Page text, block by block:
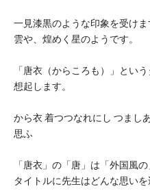
一見漆黒のような印象を受け
雲や、煌めく星のようです。
「唐衣（からころも）」とい
想起します。
から衣 着つつなれにし つま
思ふ
「唐衣」の「唐」は「外国風
タイトルに先生はどんな思いを